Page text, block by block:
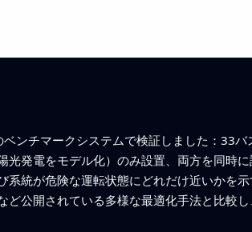
ンチマークシステムで検証しました：33
発電をモデル化）のみ設置、両方を同時
統が危険な運転状態にどれだけ近いかを
公開されている多様な最適化手法と比較